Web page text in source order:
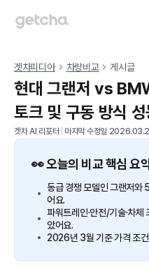
겟차피디아 차량비교 게시글
현대 그랜저 vs
토크 및 구동 방식
겟차 AI 리포터 마지막 수정일
👀 오늘의 비교 핵심 요
동급 경쟁 모델인 그랜저와
어요.
파워트레인·안전/기술·차
았어요.
2026년 3월 기준 가격 조